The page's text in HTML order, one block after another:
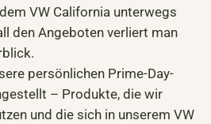
VW California unterwegs
den Angeboten verliert man
persönlichen Prime-Day-
– Produkte, die wir
und die sich in unserem VW